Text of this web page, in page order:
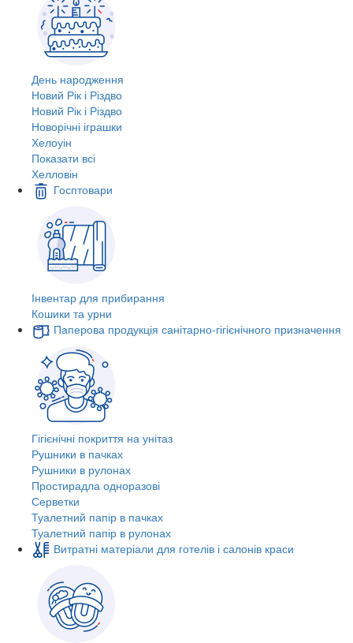
День народження
Новий Рік і Різдво
Новий Рік і Різдво
Новорічні іграшки
Хелоуін
Показати всі
Хелловін
Госптовари
Інвентар для прибирання
Кошики та урни
Паперова продукція санітарно-гігієнічного призначення
Гігієнічні покриття на унітаз
Рушники в пачках
Рушники в рулонах
Простирадла одноразові
Серветки
Туалетний папір в пачках
Туалетний папір в рулонах
Витратні матеріали для готелів і салонів краси